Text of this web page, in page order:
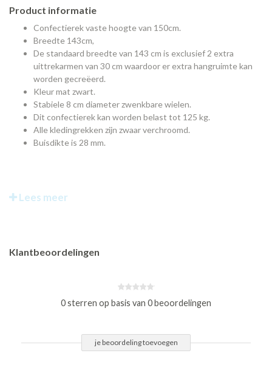
Product informatie
Confectierek vaste hoogte van 150cm.
Breedte 143cm,
De standaard breedte van 143 cm is exclusief 2 extra
uittrekarmen van 30 cm waardoor er extra hangruimte kan
worden gecreëerd.
Kleur mat zwart.
Stabiele 8 cm diameter zwenkbare wielen.
Dit confectierek kan worden belast tot 125 kg.
Alle kledingrekken zijn zwaar verchroomd.
Buisdikte is 28 mm.
Lees meer
Klantbeoordelingen
0 sterren op basis van 0 beoordelingen
je beoordeling toevoegen